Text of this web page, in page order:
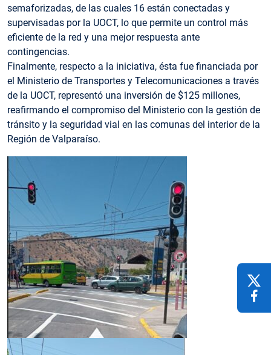
semaforizadas, de las cuales 16 están conectadas y
supervisadas por la UOCT, lo que permite un control más
eficiente de la red y una mejor respuesta ante
contingencias.
Finalmente, respecto a la iniciativa, ésta fue financiada por
el Ministerio de Transportes y Telecomunicaciones a través
de la UOCT, representó una inversión de $125 millones,
reafirmando el compromiso del Ministerio con la gestión de
tránsito y la seguridad vial en las comunas del interior de la
Región de Valparaíso.